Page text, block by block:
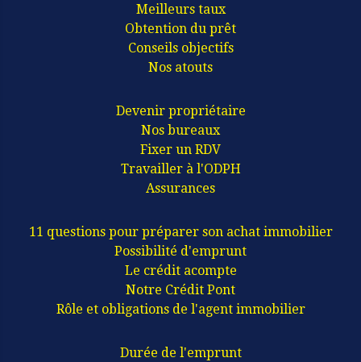
Meilleurs taux
Obtention du prêt
Conseils objectifs
Nos atouts
Devenir propriétaire
Nos bureaux
Fixer un RDV
Travailler à l'ODPH
Assurances
11 questions pour préparer son achat immobilier
Possibilité d'emprunt
Le crédit acompte
Notre Crédit Pont
Rôle et obligations de l'agent immobilier
Durée de l'emprunt